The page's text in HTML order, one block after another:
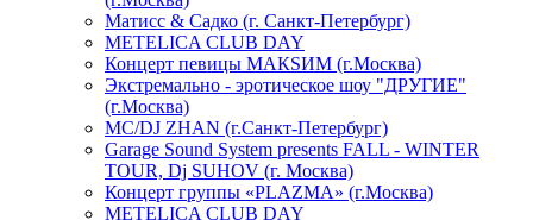
Матисс & Садко (г. Санкт-Петербург)
METELICA CLUB DAY
Концерт певицы МАКSИМ (г.Москва)
Экстремально - эротическое шоу "ДРУГИЕ"
(г.Москва)
МС/DJ ZHAN (г.Санкт-Петербург)
Garage Sound System presents FALL - WINTER
TOUR, Dj SUHOV (г. Москва)
Концерт группы «PLAZMA» (г.Москва)
METELICA CLUB DAY